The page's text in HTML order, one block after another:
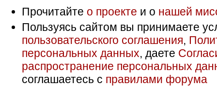
Прочитайте о проекте и о нашей
Пользуясь сайтом вы принимаете
пользовательского соглашения,
персональных данных, даете
распространение персональных
соглашаетесь с правилами форума